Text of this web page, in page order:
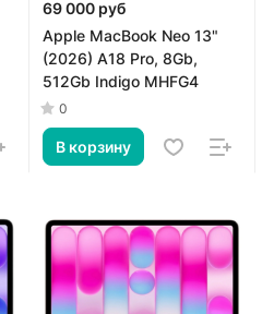
69 000 руб
Apple MacBook Neo 13"
(2026) A18 Pro, 8Gb,
512Gb Indigo MHFG4
0
В корзину